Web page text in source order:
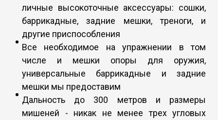
личные высокоточные аксессуары: сошки,
баррикадные, задние мешки, треноги, и
другие приспособления
Все необходимое на упражнении в том
числе и мешки опоры для оружия,
универсальные баррикадные и задние
мешки мы предоставим
Дальность до 300 метров и размеры
мишеней - никак не менее трех угловых